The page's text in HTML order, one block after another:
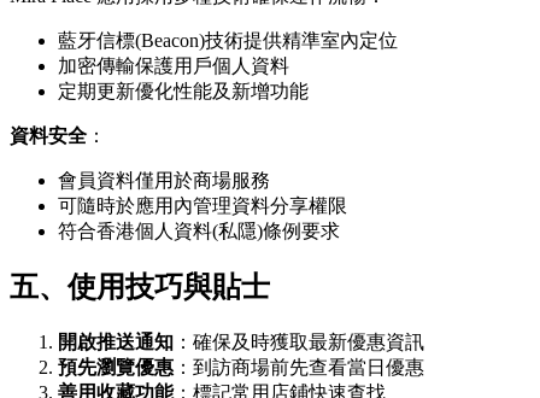
藍牙信標(Beacon)技術提供精準室內定位
加密傳輸保護用戶個人資料
定期更新優化性能及新增功能
資料安全 ：
會員資料僅用於商場服務
可隨時於應用內管理資料分享權限
符合香港個人資料(私隱)條例要求
五、使用技巧與貼士
開啟推送通知 ：確保及時獲取最新優惠資訊
預先瀏覽優惠 ：到訪商場前先查看當日優惠
善用收藏功能：標記常用店鋪快速查找